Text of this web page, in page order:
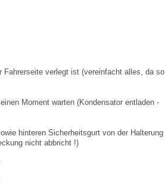
Fahrerseite verlegt ist (vereinfacht alles, da so
Moment warten (Kondensator entladen -
hinteren Sicherheitsgurt von der Halterung
nicht abbricht !)